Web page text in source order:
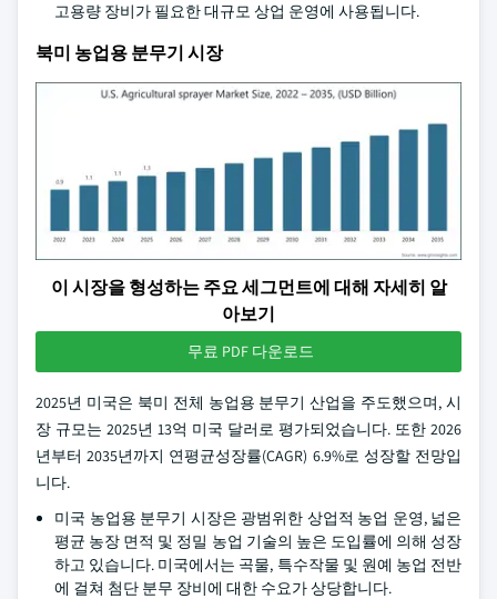
고용량 장비가 필요한 대규모 상업 운영에 사용됩니다.
북미 농업용 분무기 시장
이 시장을 형성하는 주요 세그먼트에 대해 자세히 알
아보기
무료 PDF 다운로드
2025년 미국은 북미 전체 농업용 분무기 산업을 주도했으며, 시
장 규모는 2025년 13억 미국 달러로 평가되었습니다. 또한 2026
년부터 2035년까지 연평균성장률(CAGR) 6.9%로 성장할 전망입
니다.
미국 농업용 분무기 시장은 광범위한 상업적 농업 운영, 넓은
평균 농장 면적 및 정밀 농업 기술의 높은 도입률에 의해 성장
하고 있습니다. 미국에서는 곡물, 특수작물 및 원예 농업 전반
에 걸쳐 첨단 분무 장비에 대한 수요가 상당합니다.